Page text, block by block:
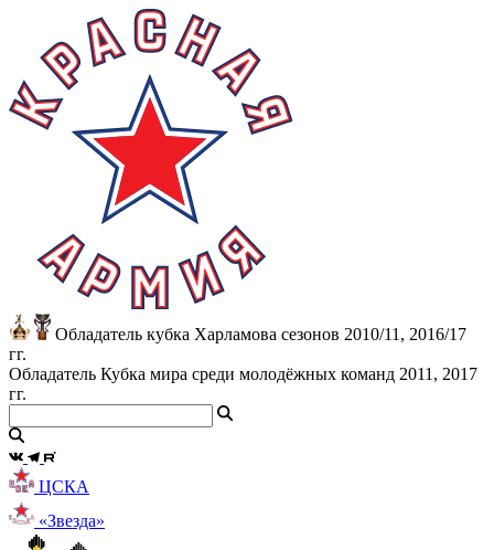
Обладатель кубка Харламова сезонов 2010/11, 2016/17
гг.
Обладатель Кубка мира среди молодёжных команд 2011, 2017
гг.
ЦСКА
«Звезда»